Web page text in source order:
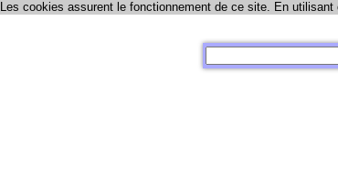
Les cookies assurent le fonctionnement de ce site. En